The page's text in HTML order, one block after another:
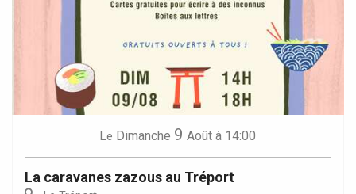
Le Dimanche 9 Août à 14:00
La caravanes zazous au Tréport